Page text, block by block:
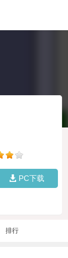
PC下载
排行